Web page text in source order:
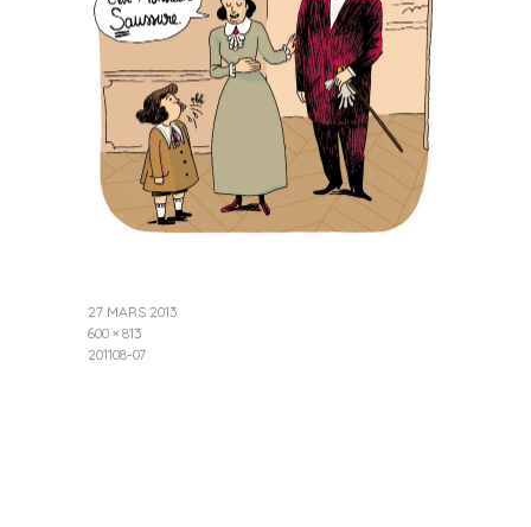
27 MARS 2013
600 × 813
201108-07